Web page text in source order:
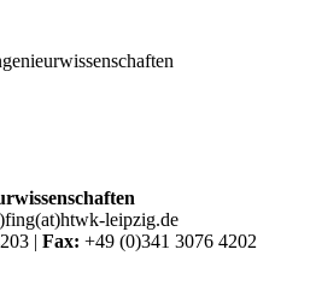
leipzig.de
| Fax: +49 (0)341 3076 4202